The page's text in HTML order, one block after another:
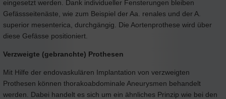
eingesetzt werden. Dank individueller Fensterungen bleiben
Gefässseitenäste, wie zum Beispiel der Aa. renales und der A.
superior mesenterica, durchgängig. Die Aortenprothese wird über
diese Gefässe positioniert.
Verzweigte (gebranchte) Prothesen
Mit Hilfe der endovaskulären Implantation von verzweigten
Prothesen können thorakoabdominale Aneurysmen behandelt
werden. Dabei handelt es sich um ein ähnliches Prinzip wie bei den